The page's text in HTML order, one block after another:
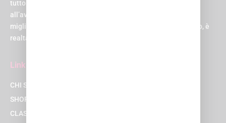
tutto sotto lo stesso tetto. E non un tetto qualsiasi, ma uno
all’avanguardia, progettato per rendere la tua esperienza la
migliore possibile. Suona come un sogno, vero? Beh, al Q-bo, è
realtà!
Link
CHI SIAMO
SHOP
CLASSI